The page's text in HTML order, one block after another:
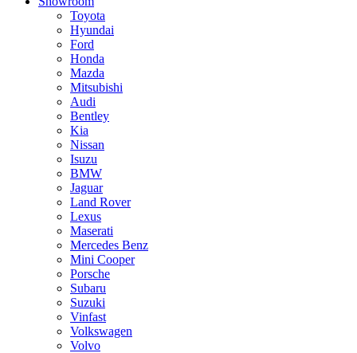
Toyota
Hyundai
Ford
Honda
Mazda
Mitsubishi
Audi
Bentley
Kia
Nissan
Isuzu
BMW
Jaguar
Land Rover
Lexus
Maserati
Mercedes Benz
Mini Cooper
Porsche
Subaru
Suzuki
Vinfast
Volkswagen
Volvo